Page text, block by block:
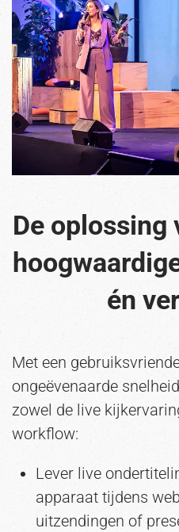
De
én
Met een
ongeëvenaarde
zowel de live
workflow:
Lever live
apparaat tijdens
uitzendingen of